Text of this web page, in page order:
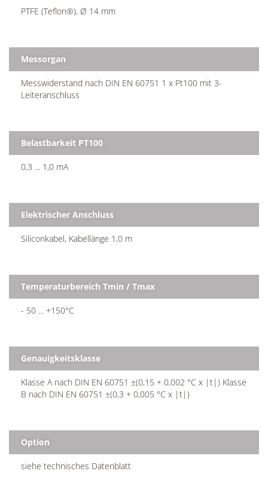
PTFE (Teflon®), Ø 14 mm
Messorgan
Messwiderstand nach DIN EN 60751 1 x Pt100 mit 3-
Leiteranschluss
Belastbarkeit PT100
0,3 ... 1,0 mA
Elektrischer Anschluss
Siliconkabel, Kabellänge 1,0 m
Temperaturbereich Tmin / Tmax
- 50 ... +150°C
Genauigkeitsklasse
Klasse A nach DIN EN 60751 ±(0,15 + 0,002 °C x |t|) Klasse
B nach DIN EN 60751 ±(0,3 + 0,005 °C x |t|)
Option
siehe technisches Datenblatt